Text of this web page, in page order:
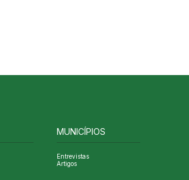
MUNICÍPIOS
Entrevistas
Artigos